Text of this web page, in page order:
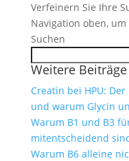
Verfeinern Sie Ihre
Navigation oben,
Suchen
Weitere Beiträge
Creatin bei HPU:
und warum Glycin
Warum B1 und B3
mitentscheidend
Warum B6 alleine